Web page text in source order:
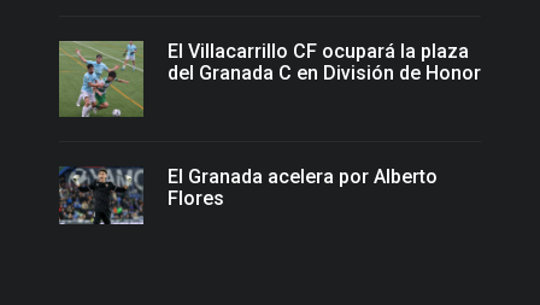
El Villacarrillo CF ocupará la plaza
del Granada C en División de Honor
El Granada acelera por Alberto
Flores